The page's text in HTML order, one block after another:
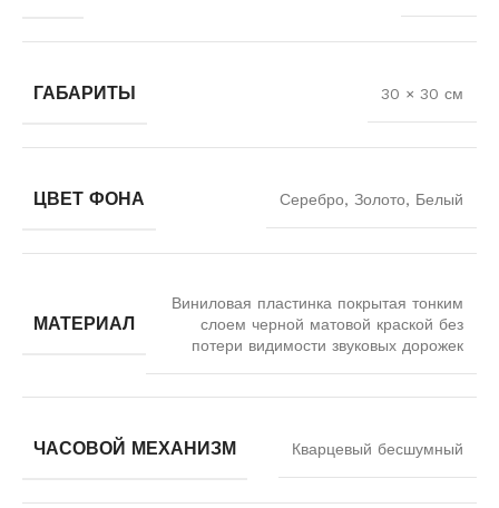
ГАБАРИТЫ 30 × 30 см
ЦВЕТ ФОНА Серебро, Золото, Белый
МАТЕРИАЛ
Виниловая пластинка покрытая тонким
слоем черной матовой краской без
потери видимости звуковых дорожек
ЧАСОВОЙ МЕХАНИЗМ Кварцевый бесшумный